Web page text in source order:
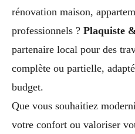
rénovation maison,
professionnels ? Plaquiste
partenaire local pour des
complète ou partielle,
budget.
Que vous souhaitiez
votre confort ou valoriser